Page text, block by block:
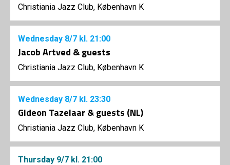
Christiania Jazz Club, København K
Wednesday 8/7 kl. 21:00
Jacob Artved & guests
Christiania Jazz Club, København K
Wednesday 8/7 kl. 23:30
Gideon Tazelaar & guests (NL)
Christiania Jazz Club, København K
Thursday 9/7 kl. 21:00